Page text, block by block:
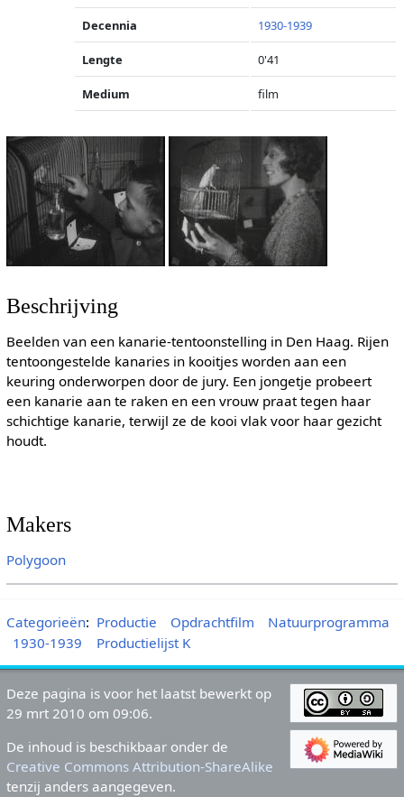
Decennia 1930-1939
Lengte 0'41
Medium film
Beschrijving
Beelden van een kanarie-tentoonstelling in Den Haag. Rijen
tentoongestelde kanaries in kooitjes worden aan een
keuring onderworpen door de jury. Een jongetje probeert
een kanarie aan te raken en een vrouw praat tegen haar
schichtige kanarie, terwijl ze de kooi vlak voor haar gezicht
houdt.
Makers
Polygoon
Categorieën: Productie Opdrachtfilm
Natuurprogramma
1930-1939
Productielijst K
Deze pagina is voor het laatst bewerkt op
29 mrt 2010 om 09:06.
De inhoud is beschikbaar onder de
Creative Commons Attribution-ShareAlike
tenzij anders aangegeven.